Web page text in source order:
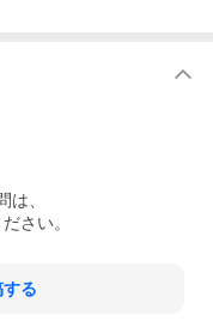
【接着剤】（F☆☆☆☆）
ラウン／ホワイト【耐
（フットボード）
（フレーム）95×10
は、
さい。
る